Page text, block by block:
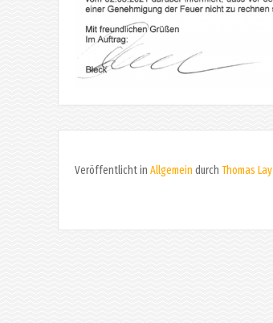
Veröffentlicht in Allgemein durch Thomas Lay